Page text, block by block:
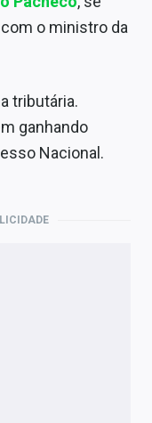
o ministro da
tributária.
ganhando
Nacional.